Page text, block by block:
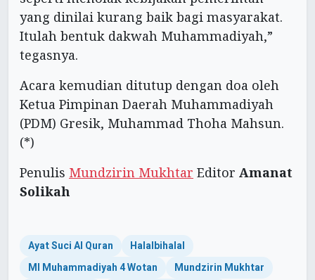
yang dinilai kurang baik bagi masyarakat.
Itulah bentuk dakwah Muhammadiyah,”
tegasnya.
Acara kemudian ditutup dengan doa oleh
Ketua Pimpinan Daerah Muhammadiyah
(PDM) Gresik, Muhammad Thoha Mahsun.
(*)
Penulis Mundzirin Mukhtar Editor Amanat
Solikah
Ayat Suci Al Quran
Halalbihalal
MI Muhammadiyah 4 Wotan
Mundzirin Mukhtar